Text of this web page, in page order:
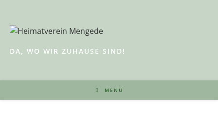
springen
DA, WO WIR ZUHAUSE SIND!
MENÜ